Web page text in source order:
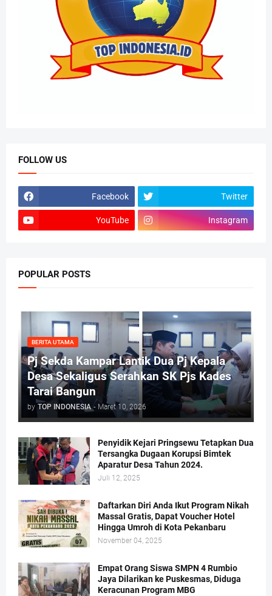
FOLLOW US
Facebook Twitter
YouTube Instagram
POPULAR POSTS
BERITA UTAMA
Pj Sekda Kampar Lantik Dua Pj Kepala
Desa Sekaligus Serahkan SK Pjs Kades
Tarai Bangun
by TOP INDONESIA - Maret 10, 2026
Penyidik Kejari Pringsewu Tetapkan Dua
Tersangka Dugaan Korupsi Bimtek
Aparatur Desa Tahun 2024.
Juli 12, 2025
Daftarkan Diri Anda Ikut Program Nikah
Massal Gratis, Dapat Voucher Hotel
Hingga Umroh di Kota Pekanbaru
November 04, 2025
Empat Orang Siswa SMPN 4 Rumbio
Jaya Dilarikan ke Puskesmas, Diduga
Keracunan Program MBG